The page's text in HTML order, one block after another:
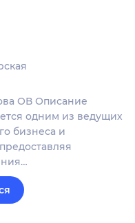
ОВ Описание
одним из ведущих
бизнеса и